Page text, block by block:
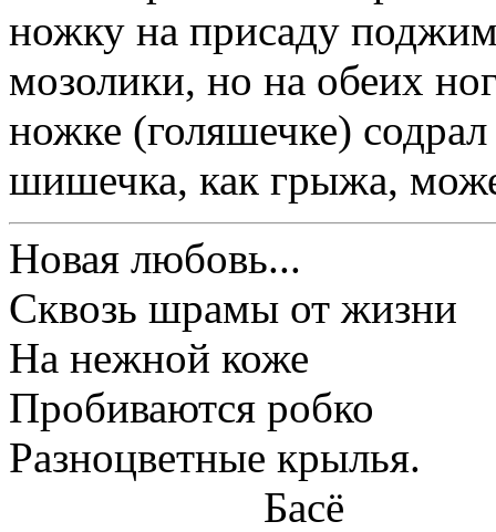
ножку на присаду
мозолики, но на обеих
ножке (голяшечке)
шишечка, как грыжа,
Новая любовь...
Сквозь шрамы от жизни
На нежной коже
Пробиваются робко
Разноцветные крылья.
Басё